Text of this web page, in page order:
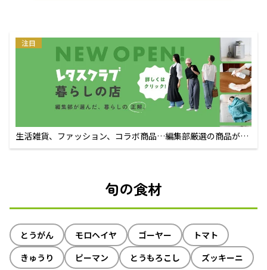
注目
生活雑貨、ファッション、コラボ商品…編集部厳選の商品が買
えるECサイト
旬の食材
とうがん モロヘイヤ ゴーヤー
トマト
きゅうり
ピーマン とうもろこし ズッキーニ